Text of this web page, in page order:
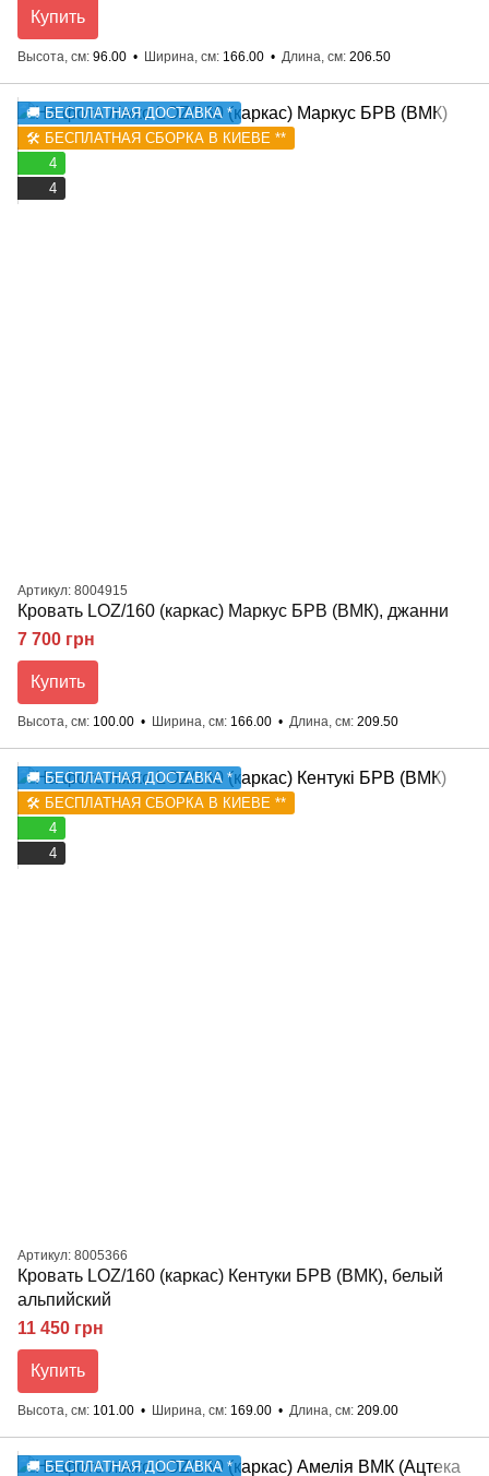
Купить
Высота, см 96.00 Ширина, см 166.00 Длина, см 206.50
🚚 БЕСПЛАТНАЯ ДОСТАВКА *
🛠️ БЕСПЛАТНАЯ СБОРКА В КИЕВЕ **
4
4
Артикул: 8004915
Кровать LOZ/160 (каркас) Маркус БРВ (ВМК), джанни
7 700 грн
Купить
Высота, см 100.00 Ширина, см 166.00 Длина, см 209.50
🚚 БЕСПЛАТНАЯ ДОСТАВКА *
🛠️ БЕСПЛАТНАЯ СБОРКА В КИЕВЕ **
4
4
Артикул: 8005366
Кровать LOZ/160 (каркас) Кентуки БРВ (ВМК), белый
альпийский
11 450 грн
Купить
Высота, см 101.00 Ширина, см 169.00 Длина, см 209.00
🚚 БЕСПЛАТНАЯ ДОСТАВКА *